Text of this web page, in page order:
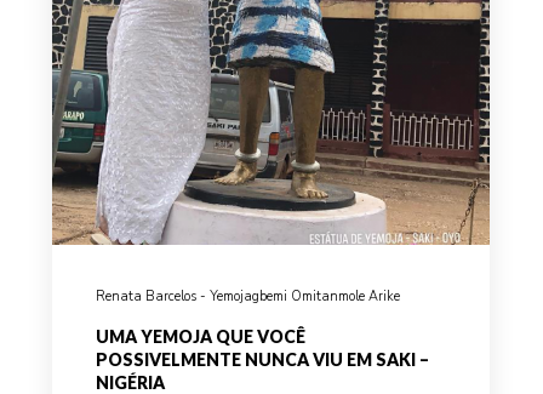
Renata Barcelos - Yemojagbemi Omitanmole Arike
UMA YEMOJA QUE VOCÊ
POSSIVELMENTE NUNCA VIU EM SAKI –
NIGÉRIA